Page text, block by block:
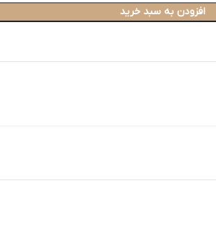
افزودن به سبد خرید